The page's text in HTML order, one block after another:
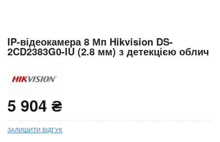
Перейти
до
початку
IP-відеокамера 8 Мп Hikvision DS-
2CD2383G0-IU (2.8 мм) з детекцією облич
5 904 ₴
ЗАЛИШИТИ ВІДГУК